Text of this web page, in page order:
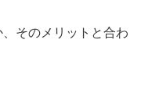
そのメリットと合わ